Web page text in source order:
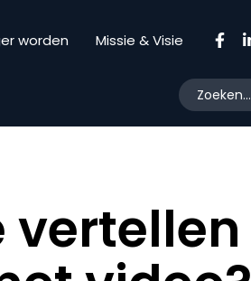
worden Missie & Visie
vertellen